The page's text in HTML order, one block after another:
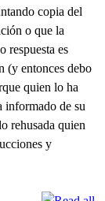
copia del
o que la
respuesta es
(y entonces debo
quien lo ha
informado de su
rehusada quien
y